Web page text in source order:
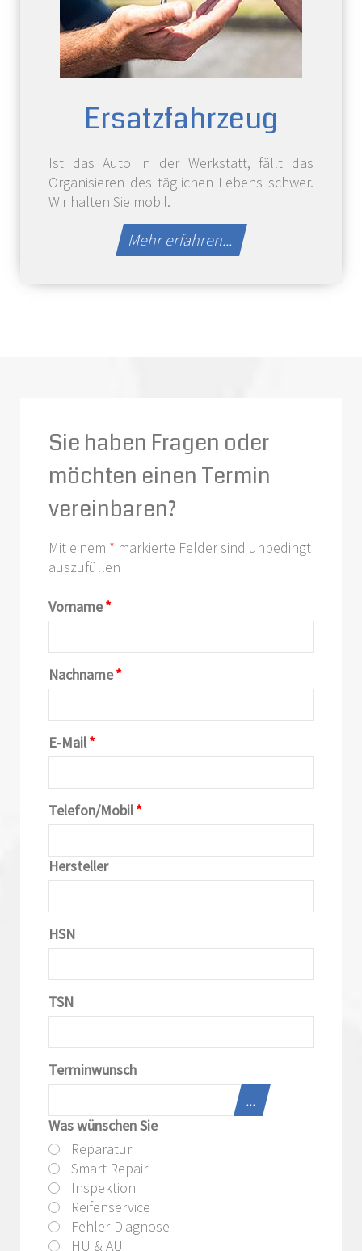
Ersatz­fahrzeug
Ist das Auto in der Werkstatt, fällt das
Organisieren des täglichen Lebens schwer.
Wir halten Sie mobil.
Mehr erfahren...
Sie haben Fragen oder
möchten einen Termin
vereinbaren?
Mit einem * markierte Felder sind unbedingt
auszufüllen
Vorname*
Nachname*
E-Mail*
Telefon/Mobil*
Hersteller
HSN
TSN
Terminwunsch
...
Was wünschen Sie
Reparatur
Smart Repair
Inspektion
Reifenservice
Fehler-Diagnose
HU & AU